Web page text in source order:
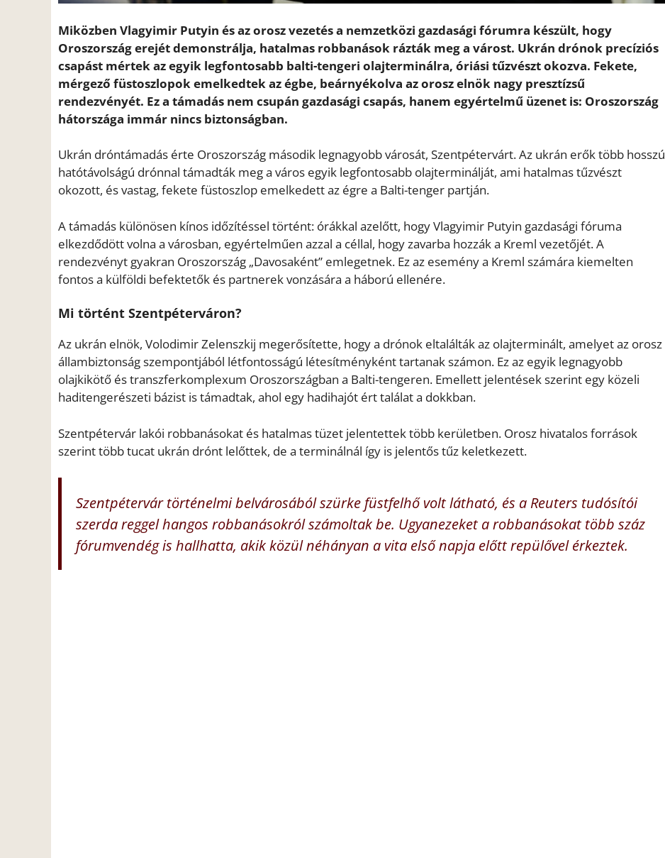
Miközben Vlagyimir Putyin és az orosz vezetés a nemzetközi gazdasági fórumra készült, hogy
Oroszország erejét demonstrálja, hatalmas robbanások rázták meg a várost. Ukrán drónok precíziós
csapást mértek az egyik legfontosabb balti-tengeri olajterminálra, óriási tűzvészt okozva. Fekete,
mérgező füstoszlopok emelkedtek az égbe, beárnyékolva az orosz elnök nagy presztízsű
rendezvényét. Ez a támadás nem csupán gazdasági csapás, hanem egyértelmű üzenet is: Oroszország
hátországa immár nincs biztonságban.
Ukrán dróntámadás érte Oroszország második legnagyobb városát, Szentpétervárt. Az ukrán erők több hosszú
hatótávolságú drónnal támadták meg a város egyik legfontosabb olajterminálját, ami hatalmas tűzvészt
okozott, és vastag, fekete füstoszlop emelkedett az égre a Balti-tenger partján.
A támadás különösen kínos időzítéssel történt: órákkal azelőtt, hogy Vlagyimir Putyin gazdasági fóruma
elkezdődött volna a városban, egyértelműen azzal a céllal, hogy zavarba hozzák a Kreml vezetőjét. A
rendezvényt gyakran Oroszország „Davosaként” emlegetnek. Ez az esemény a Kreml számára kiemelten
fontos a külföldi befektetők és partnerek vonzására a háború ellenére.
Mi történt Szentpéterváron?
Az ukrán elnök, Volodimir Zelenszkij megerősítette, hogy a drónok eltalálták az olajterminált, amelyet az orosz
állambiztonság szempontjából létfontosságú létesítményként tartanak számon. Ez az egyik legnagyobb
olajkikötő és transzferkomplexum Oroszországban a Balti-tengeren. Emellett jelentések szerint egy közeli
haditengerészeti bázist is támadtak, ahol egy hadihajót ért találat a dokkban.
Szentpétervár lakói robbanásokat és hatalmas tüzet jelentettek több kerületben. Orosz hivatalos források
szerint több tucat ukrán drónt lelőttek, de a terminálnál így is jelentős tűz keletkezett.
Szentpétervár történelmi belvárosából szürke füstfelhő volt látható, és a Reuters tudósítói
szerda reggel hangos robbanásokról számoltak be. Ugyanezeket a robbanásokat több száz
fórumvendég is hallhatta, akik közül néhányan a vita első napja előtt repülővel érkeztek.